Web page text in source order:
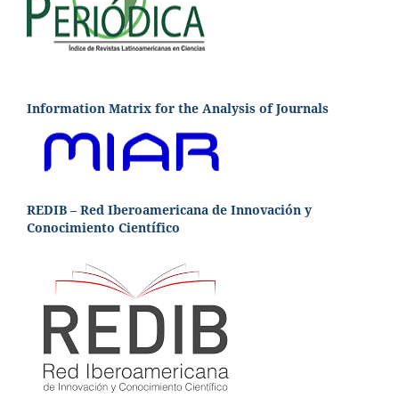
Information Matrix for the Analysis of Journals
REDIB – Red Iberoamericana de Innovación y
Conocimiento Científico